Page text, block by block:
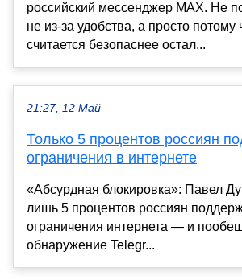
российский мессенджер MAX. Не
не из-за удобства, а просто потому
считается безопаснее остал...
21:27, 12 Май
Только 5 процентов россиян
ограничения в интернете
«Абсурдная блокировка»: Павел
лишь 5 процентов россиян
ограничения интернета — и
обнаружение Telegr...